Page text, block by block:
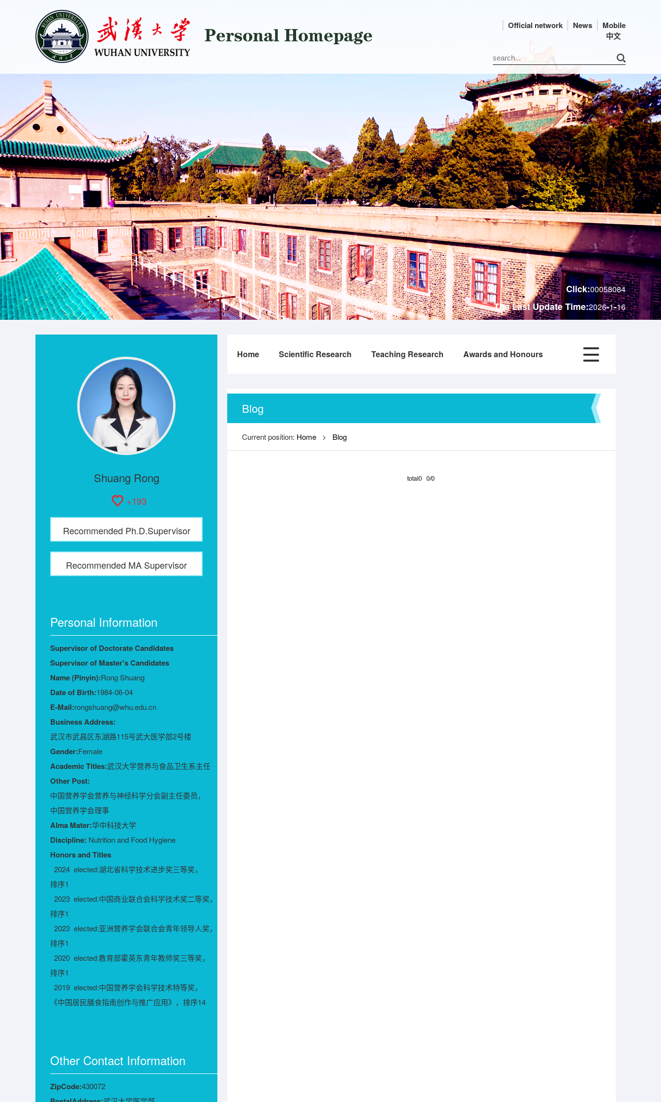
Click:00058084
The Last Update Time:2026-1-16
Mobile
News
Official network
中文
Shuang Rong
+193
Recommended Ph.D.Supervisor
Recommended MA Supervisor
Personal Information
Supervisor of Doctorate Candidates
Supervisor of Master's Candidates
Name (Pinyin):Rong Shuang
Date of Birth:1984-06-04
E-Mail:rongshuang@whu.edu.cn
Business Address:
武汉市武昌区东湖路115号武大医学部2号楼
Gender:Female
Academic Titles:武汉大学营养与食品卫生系主任
Other Post:
中国营养学会营养与神经科学分会副主任委员，
中国营养学会理事
Alma Mater:华中科技大学
Discipline: Nutrition and Food Hygiene
Honors and Titles
2024 elected:湖北省科学技术进步奖三等奖，
排序1
2023 elected:中国商业联合会科学技术奖二等奖，
排序1
2023 elected:亚洲营养学会联合会青年领导人奖，
排序1
2020 elected:教育部霍英东青年教师奖三等奖，
排序1
2019 elected:中国营养学会科学技术特等奖，
《中国居民膳食指南创作与推广应用》，排序14
Other Contact Information
ZipCode:430072
Home Scientific Research Teaching Research Awards and Honours
Blog
Current position: Home > Blog
total0 0/0